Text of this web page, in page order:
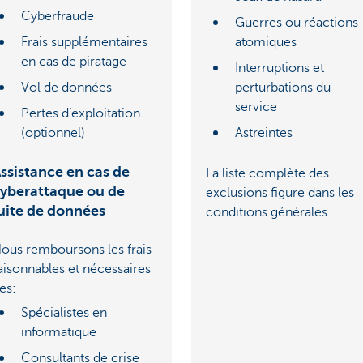
Cyberfraude
Frais supplémentaires
en cas de piratage
Vol de données
Pertes d’exploitation
(optionnel)
en cas de
ou de
de données
remboursons les frais
et nécessaires
Spécialistes en
informatique
Consultants de crise
Guerres ou réactions
atomiques
Interruptions et
perturbations du
service
Astreintes
La liste complète des
exclusions figure dans les
conditions générales.